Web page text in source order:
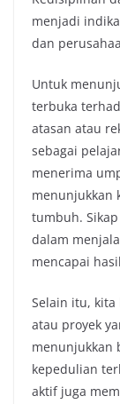
menjadi
dan
Untuk
terbuka
atasan atau
sebagai
menerima
menunjukkan
tumbuh.
dalam
mencapai
Selain itu,
atau proyek
menunjukkan
kepedulian
aktif juga